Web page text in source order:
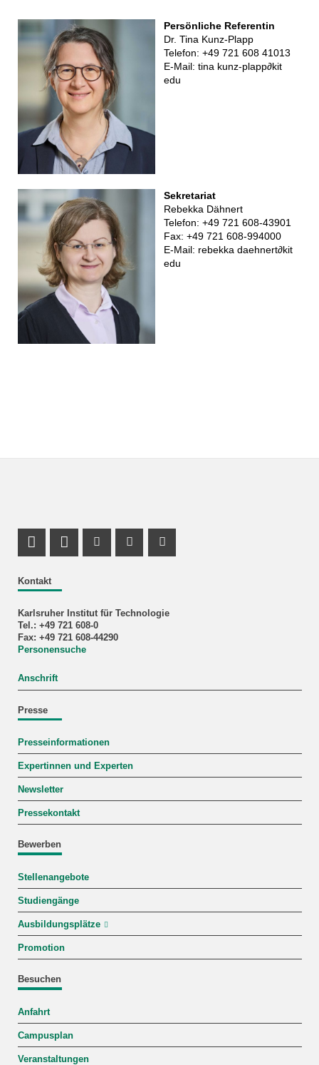
Persönliche Referentin
Dr. Tina Kunz-Plapp
Telefon: +49 721 608 41013
E-Mail: tina kunz-plapp∂kit
edu
Sekretariat
Rebekka Dähnert
Telefon: +49 721 608-43901
Fax: +49 721 608-994000
E-Mail: rebekka daehnert∂kit
edu
Kontakt
Karlsruher Institut für Technologie
Tel.: +49 721 608-0
Fax: +49 721 608-44290
Personensuche
Anschrift
Presse
Presseinformationen
Expertinnen und Experten
Newsletter
Pressekontakt
Bewerben
Stellenangebote
Studiengänge
Ausbildungsplätze
Promotion
Besuchen
Anfahrt
Campusplan
Veranstaltungen
LinkedIn Profil
Profil Mastodon
Youtube Profil
Instagram Profil
Facebook Profil